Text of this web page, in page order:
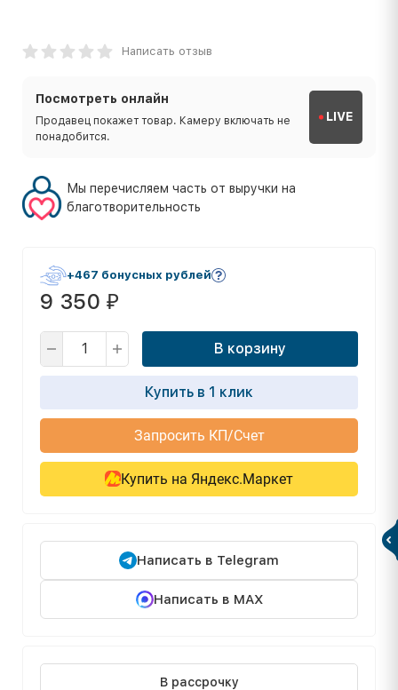
Написать отзыв
Посмотреть онлайн
Продавец покажет товар. Камеру включать не
понадобится.
LIVE
Мы перечисляем часть от выручки на
благотворительность
+467 бонусных рублей
9 350 ₽
В корзину
Купить в 1 клик
Запросить КП/Счет
Купить на Яндекс.Маркет
Написать в Telegram
Написать в MAX
В рассрочку